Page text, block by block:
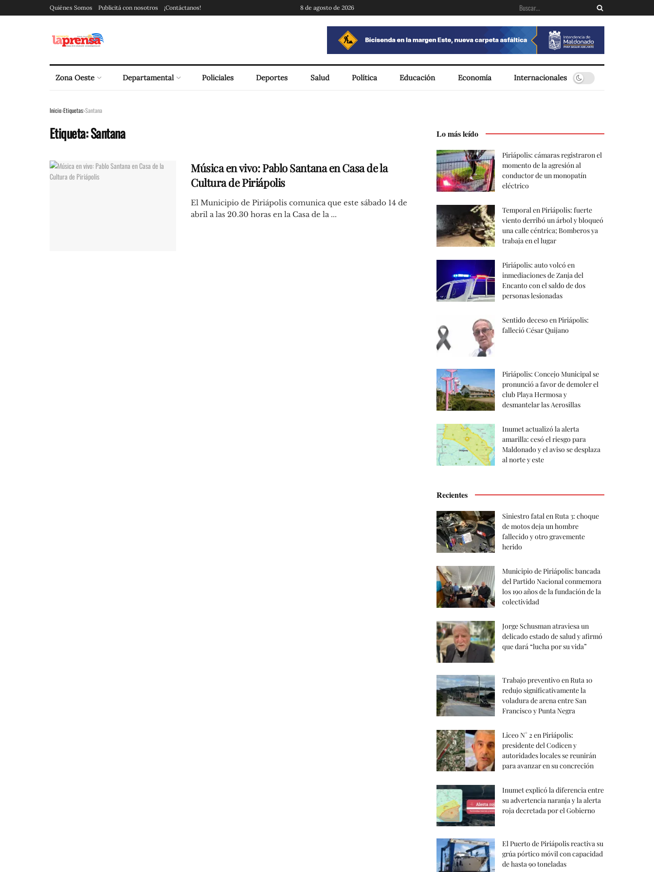
Quiénes Somos Publicitá con nosotros ¡Contáctanos! 8 de agosto de 2026
Zona Oeste Departamental Policiales Deportes Salud Política Educación Economía Internacionales
Inicio Etiquetas Santana
Etiqueta:Santana
Música en vivo: Pablo Santana en Casa de la
Cultura de Piriápolis
El Municipio de Piriápolis comunica que este sábado 14 de
abril a las 20.30 horas en la Casa de la ...
Lo más leído
Piriápolis: cámaras registraron el
momento de la agresión al
conductor de un monopatín
eléctrico
Temporal en Piriápolis: fuerte
viento derribó un árbol y bloqueó
una calle céntrica; Bomberos ya
trabaja en el lugar
Piriápolis: auto volcó en
inmediaciones de Zanja del
Encanto con el saldo de dos
personas lesionadas
Sentido deceso en Piriápolis:
falleció César Quijano
Piriápolis: Concejo Municipal se
pronunció a favor de demoler el
club Playa Hermosa y
desmantelar las Aerosillas
Inumet actualizó la alerta
amarilla: cesó el riesgo para
Maldonado y el aviso se desplaza
al norte y este
Recientes
Siniestro fatal en Ruta 3: choque
de motos deja un hombre
fallecido y otro gravemente
herido
Municipio de Piriápolis: bancada
del Partido Nacional conmemora
los 190 años de la fundación de la
colectividad
Jorge Schusman atraviesa un
delicado estado de salud y afirmó
que dará “lucha por su vida”
Trabajo preventivo en Ruta 10
redujo significativamente la
voladura de arena entre San
Francisco y Punta Negra
Liceo N° 2 en Piriápolis:
presidente del Codicen y
autoridades locales se reunirán
para avanzar en su concreción
Inumet explicó la diferencia entre
su advertencia naranja y la alerta
roja decretada por el Gobierno
El Puerto de Piriápolis reactiva su
grúa pórtico móvil con capacidad
de hasta 90 toneladas